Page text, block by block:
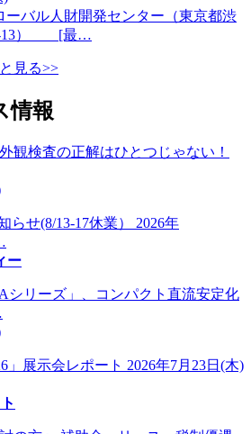
ーバル人財開発センター（東京都渋
8-13） [最…
見る>>
情報
観検査の正解はひとつじゃない！
らせ(8/13-17休業） 2026年
ー
シリーズ」、コンパクト直流安定化
」展示会レポート 2026年7月23日(木)